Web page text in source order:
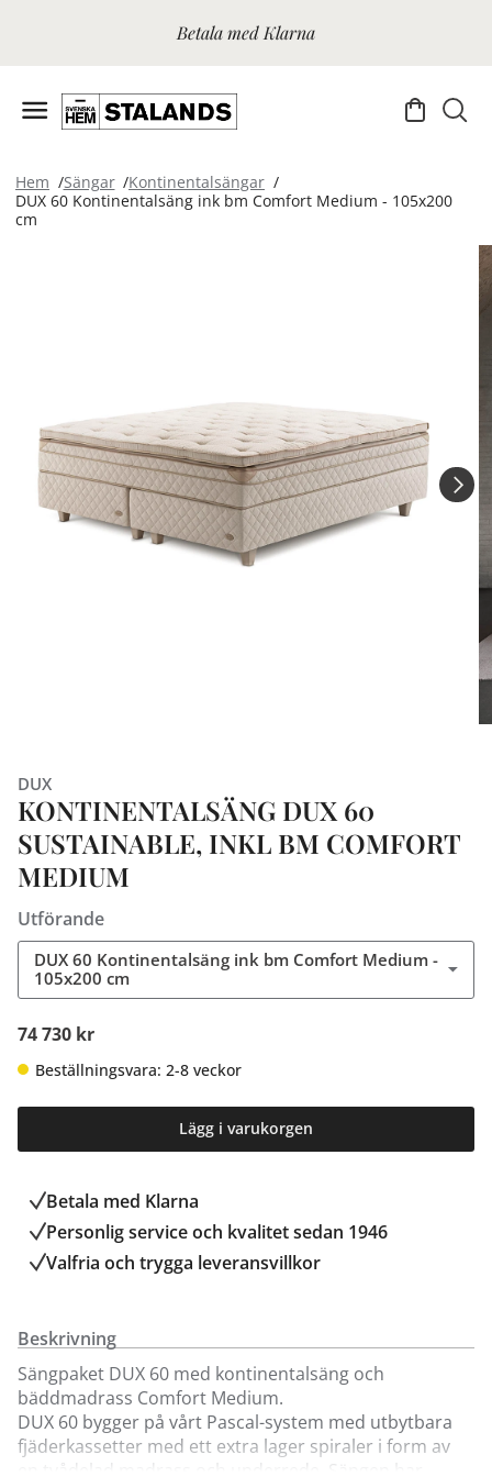
Betala med Klarna
Hem Sängar
Kontinentalsängar
DUX 60 Kontinentalsäng ink bm Comfort Medium - 105x200
cm
DUX
KONTINENTALSÄNG DUX 60
SUSTAINABLE, INKL BM COMFORT
MEDIUM
Utförande
DUX 60 Kontinentalsäng ink bm Comfort Medium -
105x200 cm
74 730 kr
Beställningsvara: 2-8 veckor
Lägg i varukorgen
Betala med Klarna
Personlig service och kvalitet sedan 1946
Valfria och trygga leveransvillkor
Beskrivning
Sängpaket DUX 60 med kontinentalsäng och
bäddmadrass Comfort Medium.
DUX 60 bygger på vårt Pascal-system med utbytbara
fjäderkassetter med ett extra lager spiraler i form av
en tvådelad madrass och underrede. Sängen har